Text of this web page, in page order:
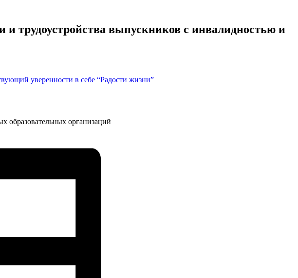
трудоустройства выпускников с инвалидностью и
уверенности в себе “Радости жизни”
образовательных организаций